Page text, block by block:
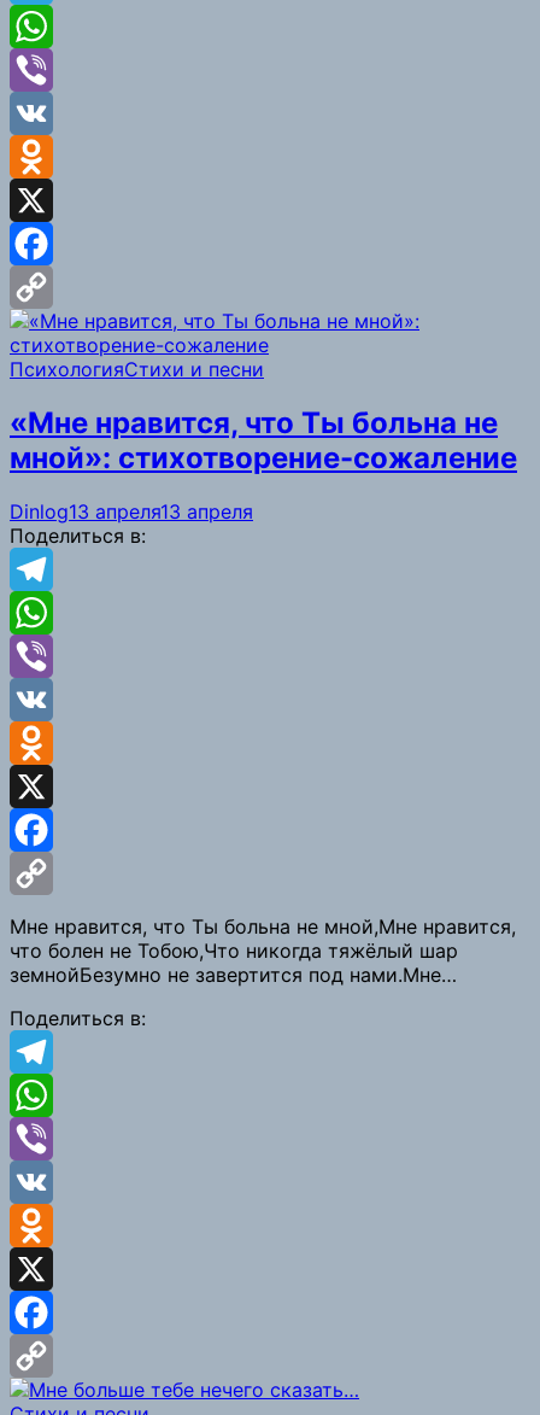
Telegram
WhatsApp
Viber
VK
Odnoklassniki
X
Facebook
Copy
Link
ПсихологияСтихи и песни
«Мне нравится, что Ты больна не
мной»: стихотворение-сожаление
Dinlog13 апреля13 апреля
Поделиться в:
Telegram
WhatsApp
Viber
VK
Odnoklassniki
X
Facebook
Copy
Link
Мне нравится, что Ты больна не мной,Мне нравится,
что болен не Тобою,Что никогда тяжёлый шар
земнойБезумно не завертится под нами.Мне…
Поделиться в:
Telegram
WhatsApp
Viber
VK
Odnoklassniki
X
Facebook
Copy